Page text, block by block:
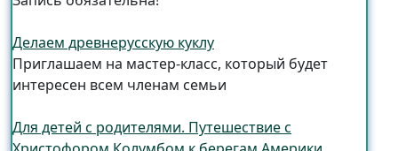
Делаем древнерусскую куклу
Приглашаем на мастер-класс, который будет
интересен всем членам семьи
Для детей с родителями. Путешествие с